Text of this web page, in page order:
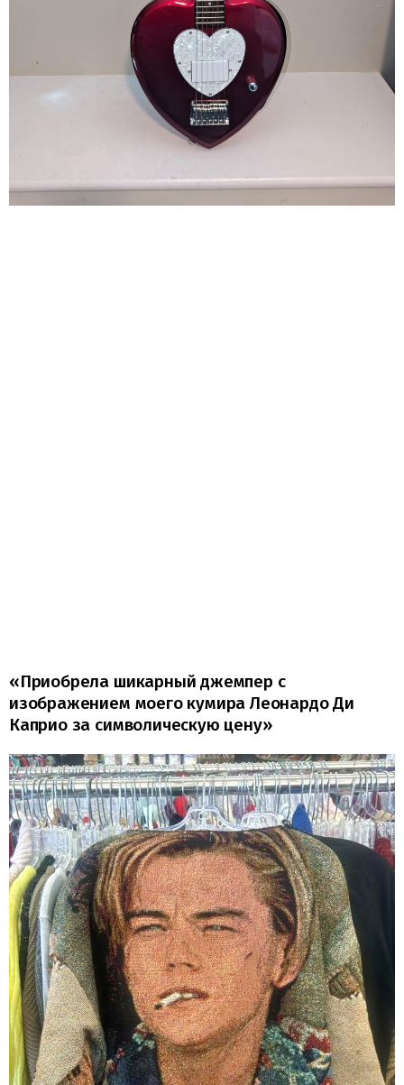
«Приобрела шикарный джемпер с
изображением моего кумира Леонардо Ди
Каприо за символическую цену»